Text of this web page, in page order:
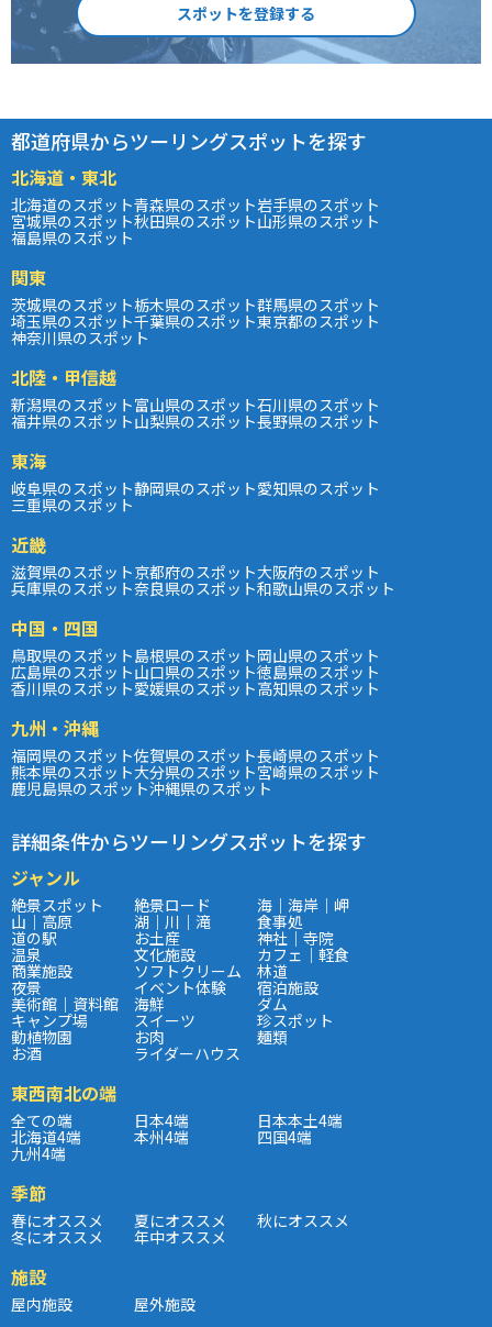
スポットを登録する
都道府県からツーリングスポットを探す
北海道・東北
北海道のスポット青森県のスポット岩手県のスポット
宮城県のスポット秋田県のスポット山形県のスポット
福島県のスポット
関東
茨城県のスポット栃木県のスポット群馬県のスポット
埼玉県のスポット千葉県のスポット東京都のスポット
神奈川県のスポット
北陸・甲信越
新潟県のスポット富山県のスポット石川県のスポット
福井県のスポット山梨県のスポット長野県のスポット
東海
岐阜県のスポット静岡県のスポット愛知県のスポット
三重県のスポット
近畿
滋賀県のスポット京都府のスポット大阪府のスポット
兵庫県のスポット奈良県のスポット和歌山県のスポット
中国・四国
鳥取県のスポット島根県のスポット岡山県のスポット
広島県のスポット山口県のスポット徳島県のスポット
香川県のスポット愛媛県のスポット高知県のスポット
九州・沖縄
福岡県のスポット佐賀県のスポット長崎県のスポット
熊本県のスポット大分県のスポット宮崎県のスポット
鹿児島県のスポット沖縄県のスポット
詳細条件からツーリングスポットを探す
ジャンル
絶景スポット 絶景ロード 海｜海岸｜岬
山｜高原 湖｜川｜滝 食事処
道の駅 お土産 神社｜寺院
温泉 文化施設 カフェ｜軽食
商業施設 ソフトクリーム 林道
夜景 イベント体験 宿泊施設
美術館｜資料館 海鮮 ダム
キャンプ場 スイーツ 珍スポット
動植物園 お肉 麺類
お酒 ライダーハウス
東西南北の端
全ての端 日本4端 日本本土4端
北海道4端 本州4端 四国4端
九州4端
季節
春にオススメ 夏にオススメ 秋にオススメ
冬にオススメ 年中オススメ
施設
屋内施設 屋外施設